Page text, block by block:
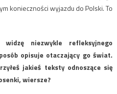
konieczności wyjazdu do Polski. To
widzę niezwykle refleksyjnego
opisuje otaczający go świat.
jakieś teksty odnoszące się
wiersze?